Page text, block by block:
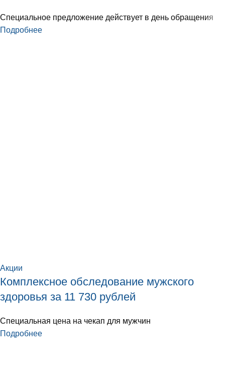
Специальное предложение действует в день обращения
Подробнее
Акции
Комплексное обследование мужского
здоровья за 11 730 рублей
Специальная цена на чекап для мужчин
Подробнее